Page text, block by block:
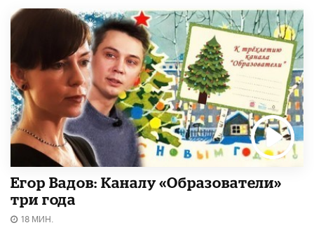
Егор Вадов: Каналу «Образователи»
три года
18 МИН.